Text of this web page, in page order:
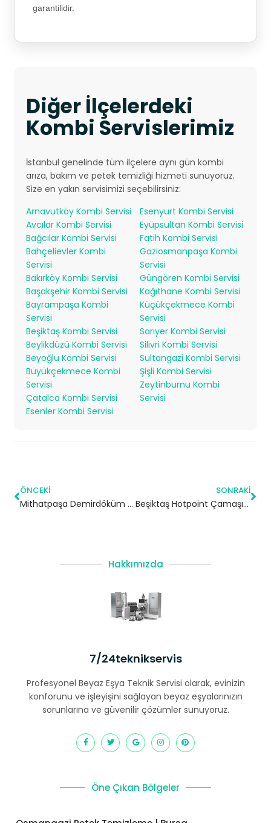
garantilidir.
Diğer İlçelerdeki
Kombi Servislerimiz
İstanbul genelinde tüm ilçelere aynı gün kombi
arıza, bakım ve petek temizliği hizmeti sunuyoruz.
Size en yakın servisimizi seçebilirsiniz:
Arnavutköy Kombi Servisi
Avcılar Kombi Servisi
Bağcılar Kombi Servisi
Bahçelievler Kombi
Servisi
Bakırköy Kombi Servisi
Başakşehir Kombi Servisi
Bayrampaşa Kombi
Servisi
Beşiktaş Kombi Servisi
Beylikdüzü Kombi Servisi
Beyoğlu Kombi Servisi
Büyükçekmece Kombi
Servisi
Çatalca Kombi Servisi
Esenler Kombi Servisi
Esenyurt Kombi Servisi
Eyüpsultan Kombi Servisi
Fatih Kombi Servisi
Gaziosmanpaşa Kombi
Servisi
Güngören Kombi Servisi
Kağıthane Kombi Servisi
Küçükçekmece Kombi
Servisi
Sarıyer Kombi Servisi
Silivri Kombi Servisi
Sultangazi Kombi Servisi
Şişli Kombi Servisi
Zeytinburnu Kombi
Servisi
ÖNCEKI
Mithatpaşa Demirdöküm Kombi Servisi – Eyüpsultan Yetkili Servis
SONRAKI
Beşiktaş Hotpoint Çamaşır Makinesi Servisi
Hakkımızda
7/24teknikservis
Profesyonel Beyaz Eşya Teknik Servisi olarak, evinizin
konforunu ve işleyişini sağlayan beyaz eşyalarınızın
sorunlarına ve güvenilir çözümler sunuyoruz.
Öne Çıkan Bölgeler